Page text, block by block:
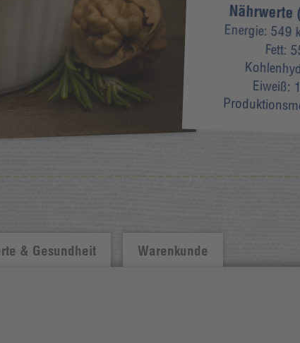
Nährwerte
Energie: 549
Fett:
Eiweiß:
& Gesundheit Warenkunde